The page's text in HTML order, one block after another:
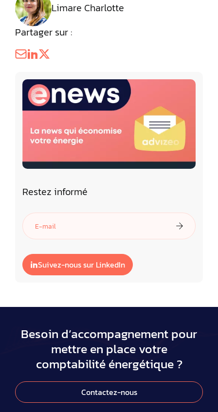
Limare Charlotte
Partager sur :
Restez informé
Suivez-nous sur LinkedIn
Besoin d’accompagnement pour
mettre en place votre
comptabilité énergétique ?
Contactez-nous